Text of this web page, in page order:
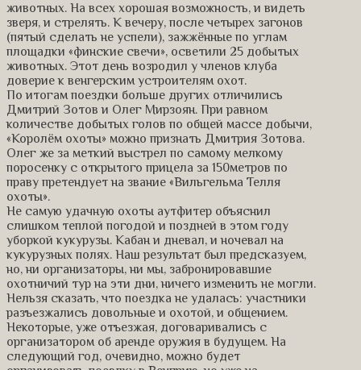
животных. На всех хорошая возможность, и видеть
зверя, и стрелять. К вечеру, после четырех загонов
(пятый сделать не успели), зажжённые по углам
площадки «финские свечи», осветили 25 добытых
животных. Этот день возродил у членов клуба
доверие к венгерским устроителям охот.
По итогам поездки больше других отличились
Дмитрий Зотов и Олег Мирзоян. При равном
количестве добытых голов по общей массе добычи,
«Королём охоты» можно признать Дмитрия Зотова.
Олег же за меткий выстрел по самому мелкому
поросенку с открытого прицела за 150метров по
праву претендует на звание «Вильгельма Телля
охоты».
Не самую удачную охоты аутфитер объяснил
слишком теплой погодой и поздней в этом году
уборкой кукурузы. Кабан и дневал, и ночевал на
кукурузных полях. Наш результат был предсказуем,
но, ни организаторы, ни мы, забронировавшие
охотничий тур на эти дни, ничего изменить не могли.
Нельзя сказать, что поездка не удалась: участники
разъезжались довольные и охотой, и общением.
Некоторые, уже отъезжая, договаривались с
организатором об аренде оружия в будущем. На
следующий год, очевидно, можно будет